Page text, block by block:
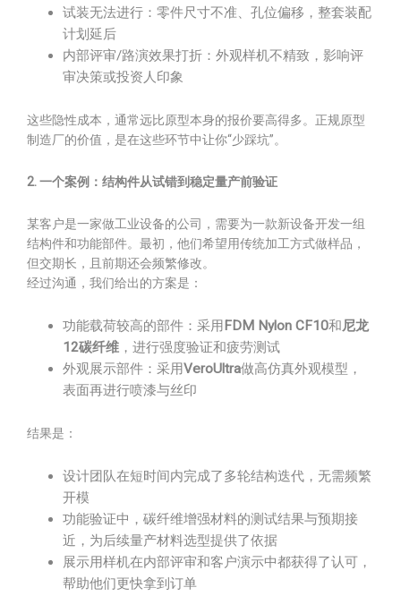
试装无法进行：零件尺寸不准、孔位偏移，整套装配
计划延后
内部评审/路演效果打折：外观样机不精致，影响评
审决策或投资人印象
这些隐性成本，通常远比原型本身的报价要高得多。正规原型
制造厂的价值，是在这些环节中让你“少踩坑”。
2. 一个案例：结构件从试错到稳定量产前验证
某客户是一家做工业设备的公司，需要为一款新设备开发一组
结构件和功能部件。最初，他们希望用传统加工方式做样品，
但交期长，且前期还会频繁修改。
经过沟通，我们给出的方案是：
功能载荷较高的部件：采用 FDM Nylon CF10和尼龙
12碳纤维 ，进行强度验证和疲劳测试
外观展示部件：采用VeroUltra做高仿真外观模型，
表面再进行喷漆与丝印
结果是：
设计团队在短时间内完成了多轮结构迭代，无需频繁
开模
功能验证中，碳纤维增强材料的测试结果与预期接
近，为后续量产材料选型提供了依据
展示用样机在内部评审和客户演示中都获得了认可，
帮助他们更快拿到订单